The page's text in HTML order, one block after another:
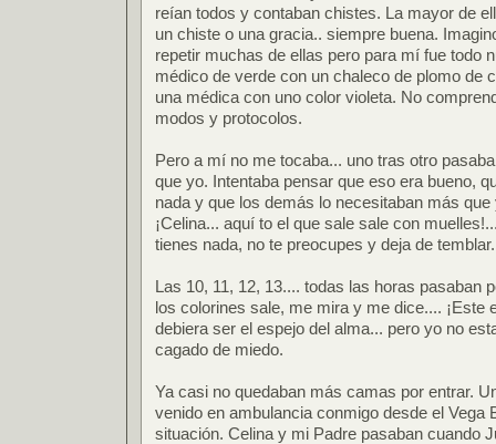
reían todos y contaban chistes. La mayor de
un chiste o una gracia.. siempre buena.
repetir muchas de ellas pero para mí fue todo
médico de verde con un chaleco de plomo de
una médica con uno color violeta. No
modos y protocolos.
Pero a mí no me tocaba... uno tras otro
que yo. Intentaba pensar que eso era bueno,
nada y que los demás lo necesitaban más que
¡Celina... aquí to el que sale sale con
tienes nada, no te preocupes y deja de temblar.
Las 10, 11, 12, 13.... todas las horas pasaban
los colorines sale, me mira y me dice.... ¡Este
debiera ser el espejo del alma... pero yo no
cagado de miedo.
Ya casi no quedaban más camas por entrar.
venido en ambulancia conmigo desde el Vega
situación. Celina y mi Padre pasaban cuando